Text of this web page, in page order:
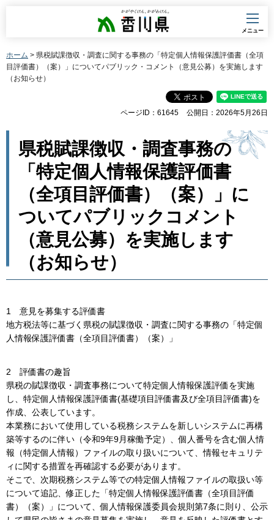
香川県
メニュー
ホーム > 県税賦課徴収・調査に関する事務の「特定個人情報保護評価書（全項
目評価書）（案）」についてパブリック・コメント（意見公募）を実施します
（お知らせ）
ページID：61645 公開日：2026年5月26日
県税賦課徴収・調査事務の
「特定個人情報保護評価書
（全項目評価書）（案）」に
ついてパブリックコメント
（意見公募）を実施します
（お知らせ）
1 意見を募集する評価書
地方税法等に基づく県税の賦課徴収・調査に関する事務の「特定個
人情報保護評価書（全項目評価書）（案）」
2 評価書の趣旨
県税の賦課徴収・調査事務について特定個人情報保護評価を実施
し、特定個人情報保護評価書(基礎項目評価書及び全項目評価書)を
作成、公表しています。
本業務において使用している税務システムを新しいシステムに再構
築等するのに伴い（令和9年9月稼働予定）、個人番号を含む個人情
報（特定個人情報）ファイルの取り扱いについて、情報セキュリテ
ィに関する措置を再確認する必要があります。
そこで、次期税務システム等での特定個人情報ファイルの取扱い等
について追記、修正した「特定個人情報保護評価書（全項目評価
書）（案）」について、個人情報保護委員会規則第7条に則り、公示